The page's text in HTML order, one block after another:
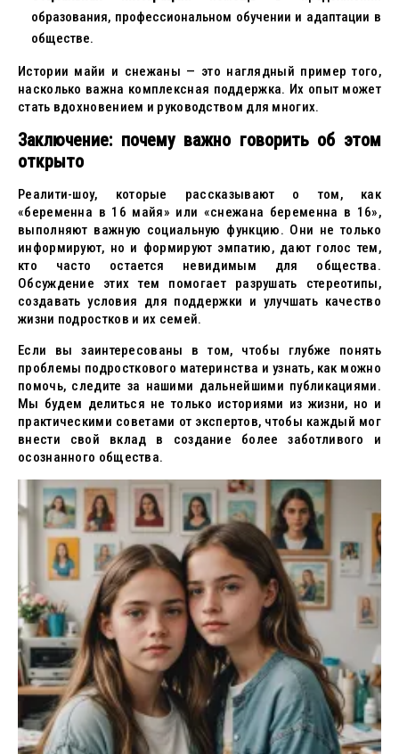
образования, профессиональном обучении и адаптации в
обществе.
Истории майи и снежаны — это наглядный пример того,
насколько важна комплексная поддержка. Их опыт может
стать вдохновением и руководством для многих.
Заключение: почему важно говорить об этом
открыто
Реалити-шоу, которые рассказывают о том, как
«беременна в 16 майя» или «снежана беременна в 16»,
выполняют важную социальную функцию. Они не только
информируют, но и формируют эмпатию, дают голос тем,
кто часто остается невидимым для общества.
Обсуждение этих тем помогает разрушать стереотипы,
создавать условия для поддержки и улучшать качество
жизни подростков и их семей.
Если вы заинтересованы в том, чтобы глубже понять
проблемы подросткового материнства и узнать, как можно
помочь, следите за нашими дальнейшими публикациями.
Мы будем делиться не только историями из жизни, но и
практическими советами от экспертов, чтобы каждый мог
внести свой вклад в создание более заботливого и
осознанного общества.